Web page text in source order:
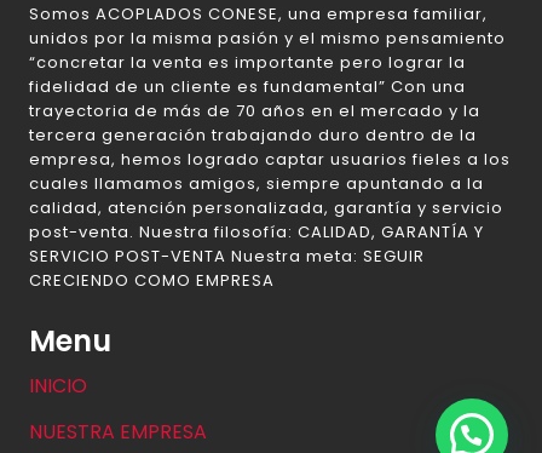
Somos ACOPLADOS CONESE, una empresa familiar,
unidos por la misma pasión y el mismo pensamiento
“concretar la venta es importante pero lograr la
fidelidad de un cliente es fundamental” Con una
trayectoria de más de 70 años en el mercado y la
tercera generación trabajando duro dentro de la
empresa, hemos logrado captar usuarios fieles a los
cuales llamamos amigos, siempre apuntando a la
calidad, atención personalizada, garantía y servicio
post-venta. Nuestra filosofía: CALIDAD, GARANTÍA Y
SERVICIO POST-VENTA Nuestra meta: SEGUIR
CRECIENDO COMO EMPRESA
Menu
INICIO
NUESTRA EMPRESA